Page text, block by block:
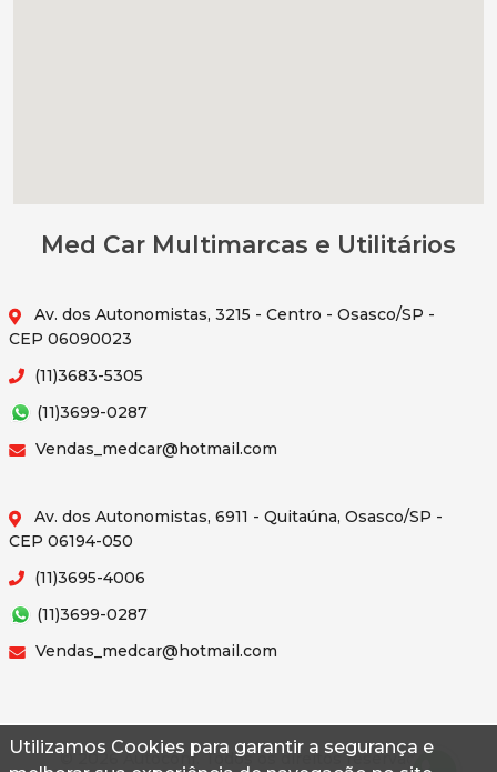
Utilizamos Cookies para garantir a segurança e
Med Car Multimarcas e Utilitários
Av. dos Autonomistas, 3215 - Centro - Osasco/SP -
CEP 06090023
(11)3683-5305
(11)3699-0287
Vendas_medcar@hotmail.com
Av. dos Autonomistas, 6911 - Quitaúna, Osasco/SP -
CEP 06194-050
(11)3695-4006
(11)3699-0287
Vendas_medcar@hotmail.com
© 2026 Autoconf. Todos os direitos reservados.